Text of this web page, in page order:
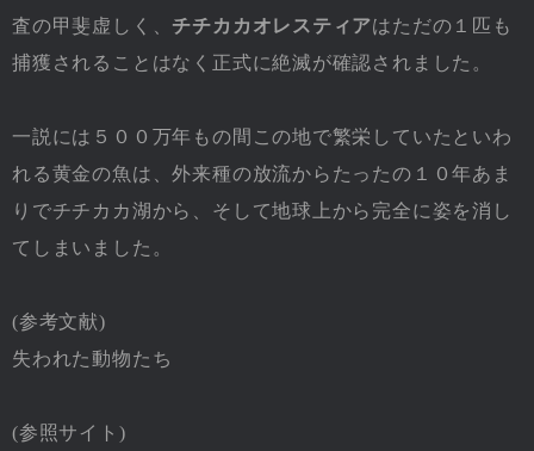
査の甲斐虚しく、 チチカカオレスティアはただの１匹も
捕獲されることはなく正式に絶滅が確認されました。
一説には５００万年もの間この地で繁栄していたといわ
れる黄金の魚は、外来種の放流からたったの１０年あま
りでチチカカ湖から、そして地球上から完全に姿を消し
てしまいました。
(参考文献)
失われた動物たち
(参照サイト)